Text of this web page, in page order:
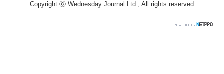
Copyright ⓒ Wednesday Journal Ltd., All rights reserved